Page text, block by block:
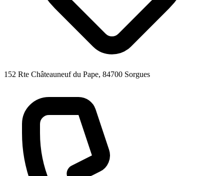
152 Rte Châteauneuf du Pape, 84700 Sorgues